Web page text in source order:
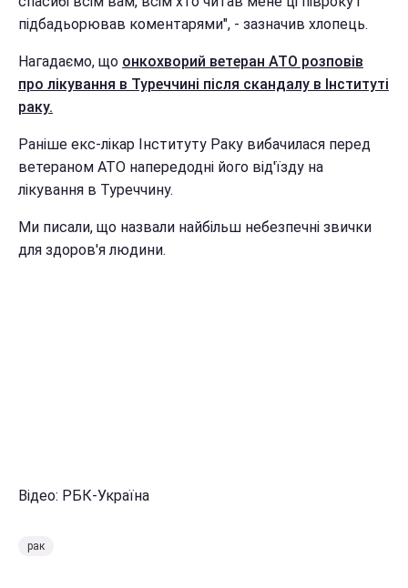
підбадьорював коментарями", - зазначив хлопець.
Нагадаємо, що онкохворий ветеран АТО розповів
про лікування в Туреччині після скандалу в Інституті
раку.
Раніше екс-лікар Інституту Раку вибачилася перед
ветераном АТО напередодні його від'їзду на
лікування в Туреччину.
Ми писали, що назвали найбільш небезпечні звички
для здоров'я людини.
Відео: РБК-Україна
рак